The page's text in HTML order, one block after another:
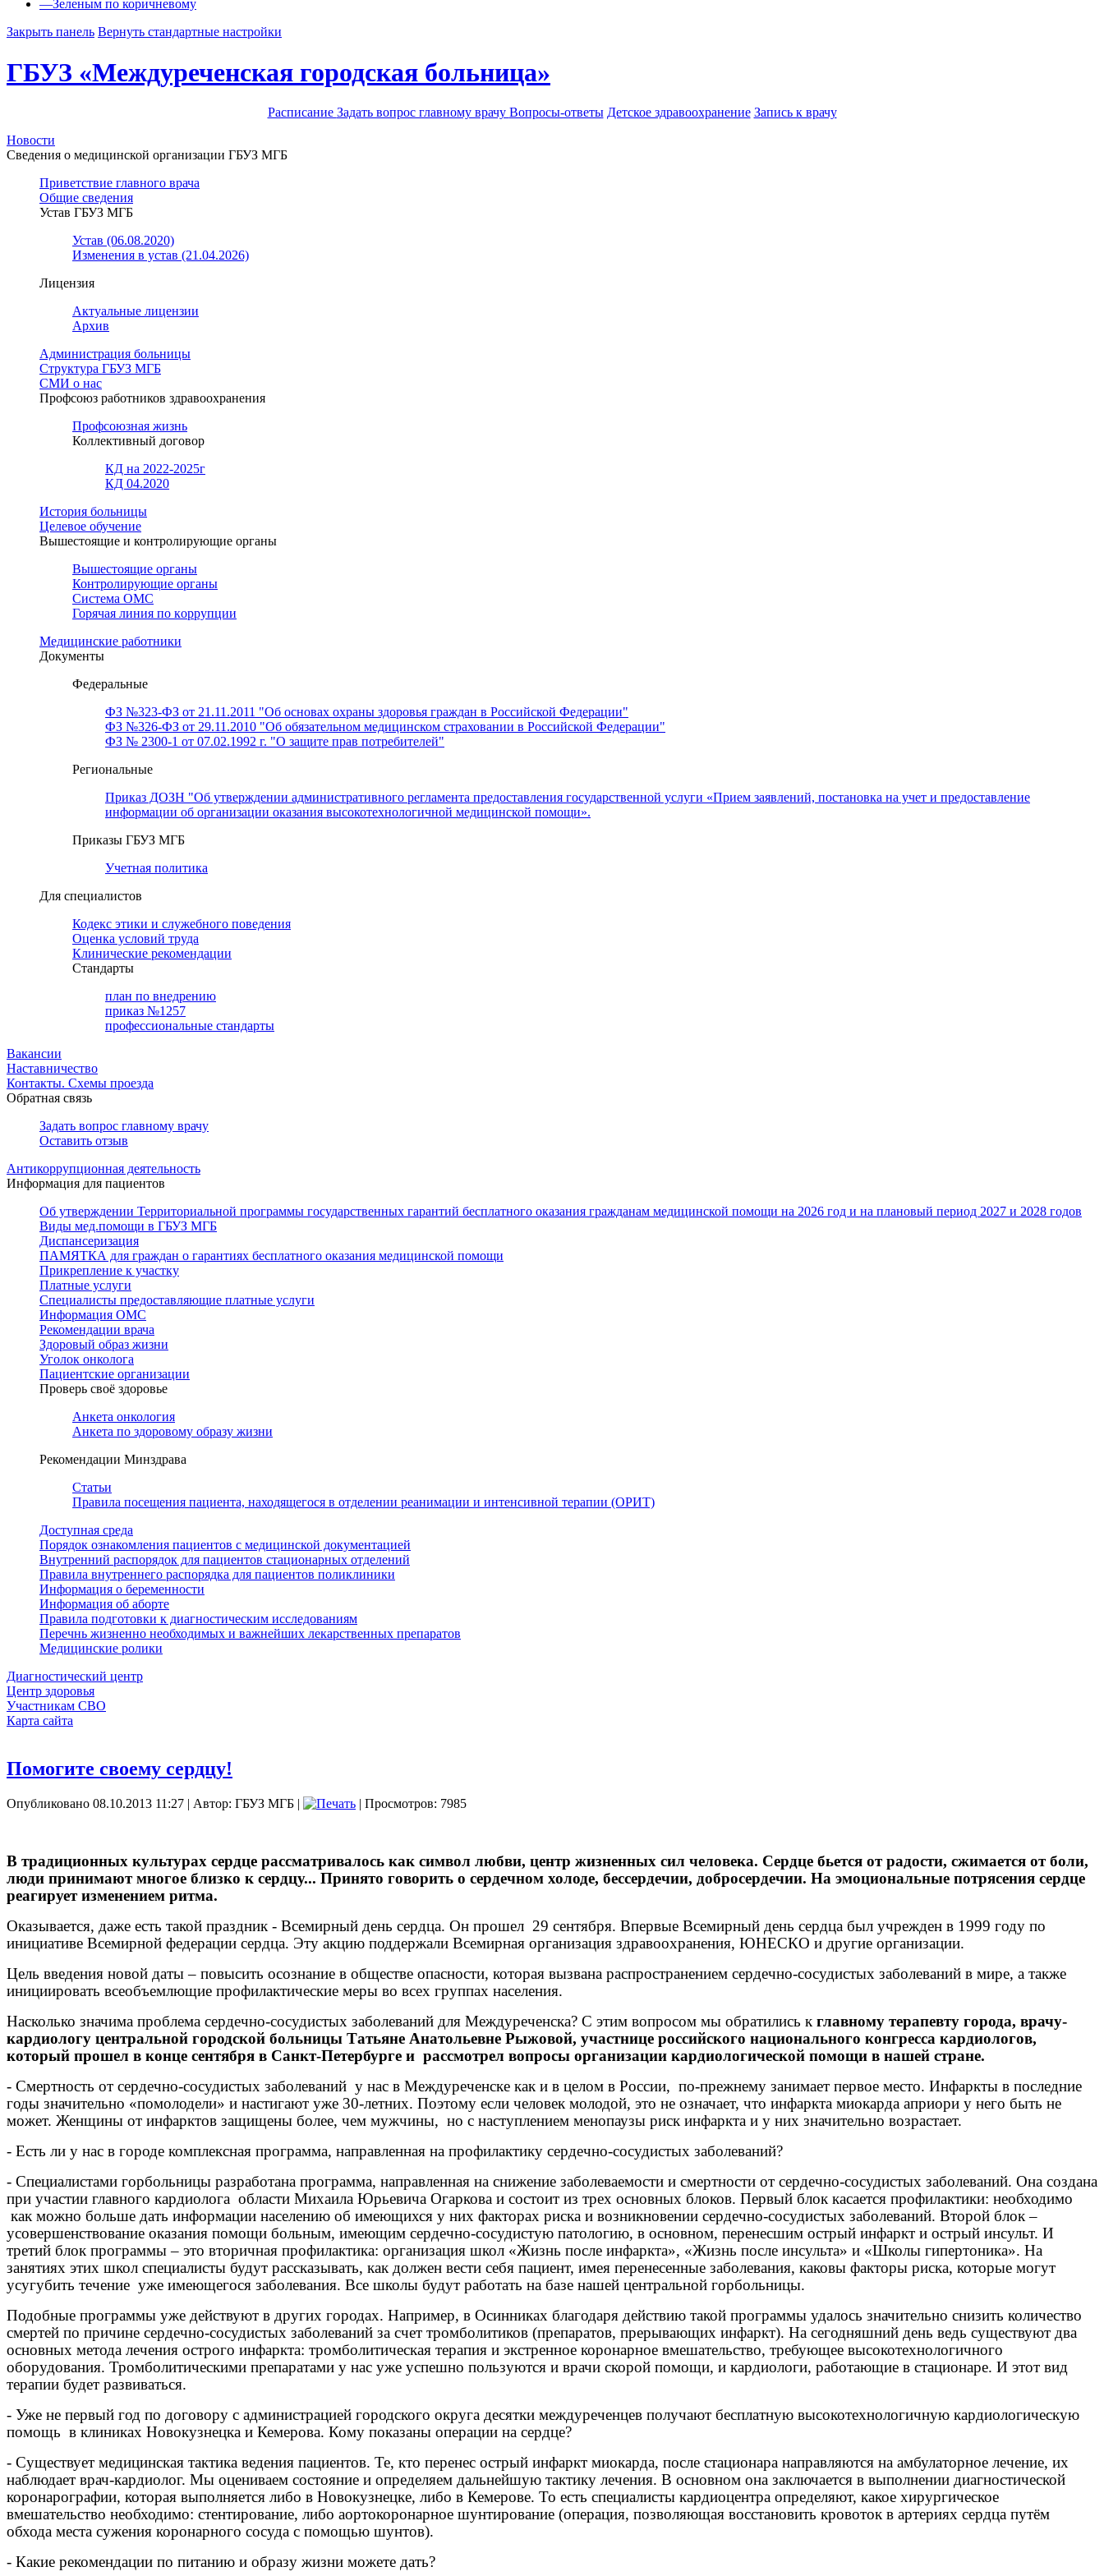
—Зеленым по коричневому
Закрыть панель Вернуть стандартные настройки
ГБУЗ «Междуреченская городская больница»
Расписание Задать вопрос главному врачу Вопросы-ответы Детское здравоохранение Запись к врачу
Новости
Сведения о медицинской организации ГБУЗ МГБ
Приветствие главного врача
Общие сведения
Устав ГБУЗ МГБ
Устав (06.08.2020)
Изменения в устав (21.04.2026)
Лицензия
Актуальные лицензии
Архив
Администрация больницы
Структура ГБУЗ МГБ
СМИ о нас
Профсоюз работников здравоохранения
Профсоюзная жизнь
Коллективный договор
КД на 2022-2025г
КД 04.2020
История больницы
Целевое обучение
Вышестоящие и контролирующие органы
Вышестоящие органы
Контролирующие органы
Система ОМС
Горячая линия по коррупции
Медицинские работники
Документы
Федеральные
ФЗ №323-ФЗ от 21.11.2011 "Об основах охраны здоровья граждан в Российской Федерации"
ФЗ №326-ФЗ от 29.11.2010 "Об обязательном медицинском страховании в Российской Федерации"
ФЗ № 2300-1 от 07.02.1992 г. "О защите прав потребителей"
Региональные
Приказ ДОЗН "Об утверждении административного регламента предоставления государственной услуги «Прием заявлений, постановка на учет и предоставление
информации об организации оказания высокотехнологичной медицинской помощи».
Приказы ГБУЗ МГБ
Учетная политика
Для специалистов
Кодекс этики и служебного поведения
Оценка условий труда
Клинические рекомендации
Cтандарты
план по внедрению
приказ №1257
профессиональные стандарты
Вакансии
Наставничество
Контакты. Схемы проезда
Обратная связь
Задать вопрос главному врачу
Оставить отзыв
Антикоррупционная деятельность
Информация для пациентов
Об утверждении Территориальной программы государственных гарантий бесплатного оказания гражданам медицинской помощи на 2026 год и на плановый период 2027 и 2028 годов
Виды мед.помощи в ГБУЗ МГБ
Диспансеризация
ПАМЯТКА для граждан о гарантиях бесплатного оказания медицинской помощи
Прикрепление к участку
Платные услуги
Специалисты предоставляющие платные услуги
Информация ОМС
Рекомендации врача
Здоровый образ жизни
Уголок онколога
Пациентские организации
Проверь своё здоровье
Анкета онкология
Анкета по здоровому образу жизни
Рекомендации Минздрава
Статьи
Правила посещения пациента, находящегося в отделении реанимации и интенсивной терапии (ОРИТ)
Доступная среда
Порядок ознакомления пациентов с медицинской документацией
Внутренний распорядок для пациентов стационарных отделений
Правила внутреннего распорядка для пациентов поликлиники
Информация о беременности
Информация об аборте
Правила подготовки к диагностическим исследованиям
Перечнь жизненно необходимых и важнейших лекарственных препаратов
Медицинские ролики
Диагностический центр
Центр здоровья
Участникам СВО
Карта сайта
Помогите своему сердцу!
Опубликовано 08.10.2013 11:27 | Автор: ГБУЗ МГБ | | Просмотров: 7985
В традиционных культурах сердце рассматривалось как символ любви, центр жизненных сил человека. Сердце бьется от радости, сжимается от боли,
люди принимают многое близко к сердцу... Принято говорить о сердечном холоде, бессердечии, добросердечии. На эмоциональные потрясения сердце
реагирует изменением ритма.
Оказывается, даже есть такой праздник - Всемирный день сердца. Он прошел 29 сентября. Впервые Всемирный день сердца был учрежден в 1999 году по
инициативе Всемирной федерации сердца. Эту акцию поддержали Всемирная организация здравоохранения, ЮНЕСКО и другие организации.
Цель введения новой даты – повысить осознание в обществе опасности, которая вызвана распространением сердечно-сосудистых заболеваний в мире, а также
инициировать всеобъемлющие профилактические меры во всех группах населения.
Насколько значима проблема сердечно-сосудистых заболеваний для Междуреченска? С этим вопросом мы обратились к главному терапевту города, врачу-
кардиологу центральной городской больницы Татьяне Анатольевне Рыжовой, участнице российского национального конгресса кардиологов,
который прошел в конце сентября в Санкт-Петербурге и рассмотрел вопросы организации кардиологической помощи в нашей стране.
- Смертность от сердечно-сосудистых заболеваний у нас в Междуреченске как и в целом в России, по-прежнему занимает первое место. Инфаркты в последние
годы значительно «помолодели» и настигают уже 30-летних. Поэтому если человек молодой, это не означает, что инфаркта миокарда априори у него быть не
может. Женщины от инфарктов защищены более, чем мужчины, но с наступлением менопаузы риск инфаркта и у них значительно возрастает.
- Есть ли у нас в городе комплексная программа, направленная на профилактику сердечно-сосудистых заболеваний?
- Специалистами горбольницы разработана программа, направленная на снижение заболеваемости и смертности от сердечно-сосудистых заболеваний. Она создана
при участии главного кардиолога области Михаила Юрьевича Огаркова и состоит из трех основных блоков. Первый блок касается профилактики: необходимо
как можно больше дать информации населению об имеющихся у них факторах риска и возникновении сердечно-сосудистых заболеваний. Второй блок –
усовершенствование оказания помощи больным, имеющим сердечно-сосудистую патологию, в основном, перенесшим острый инфаркт и острый инсульт. И
третий блок программы – это вторичная профилактика: организация школ «Жизнь после инфаркта», «Жизнь после инсульта» и «Школы гипертоника». На
занятиях этих школ специалисты будут рассказывать, как должен вести себя пациент, имея перенесенные заболевания, каковы факторы риска, которые могут
усугубить течение уже имеющегося заболевания. Все школы будут работать на базе нашей центральной горбольницы.
Подобные программы уже действуют в других городах. Например, в Осинниках благодаря действию такой программы удалось значительно снизить количество
смертей по причине сердечно-сосудистых заболеваний за счет тромболитиков (препаратов, прерывающих инфаркт). На сегодняшний день ведь существуют два
основных метода лечения острого инфаркта: тромболитическая терапия и экстренное коронарное вмешательство, требующее высокотехнологичного
оборудования. Тромболитическими препаратами у нас уже успешно пользуются и врачи скорой помощи, и кардиологи, работающие в стационаре. И этот вид
терапии будет развиваться.
- Уже не первый год по договору с администрацией городского округа десятки междуреченцев получают бесплатную высокотехнологичную кардиологическую
помощь в клиниках Новокузнецка и Кемерова. Кому показаны операции на сердце?
- Существует медицинская тактика ведения пациентов. Те, кто перенес острый инфаркт миокарда, после стационара направляются на амбулаторное лечение, их
наблюдает врач-кардиолог. Мы оцениваем состояние и определяем дальнейшую тактику лечения. В основном она заключается в выполнении диагностической
коронарографии, которая выполняется либо в Новокузнецке, либо в Кемерове. То есть специалисты кардиоцентра определяют, какое хирургическое
вмешательство необходимо: стентирование, либо аортокоронарное шунтирование (операция, позволяющая восстановить кровоток в артериях сердца путём
обхода места сужения коронарного сосуда с помощью шунтов).
- Какие рекомендации по питанию и образу жизни можете дать?